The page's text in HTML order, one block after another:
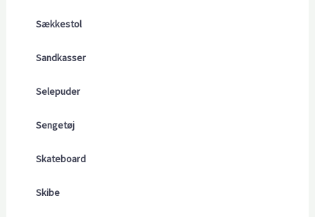
Sækkestol
Sandkasser
Selepuder
Sengetøj
Skateboard
Skibe